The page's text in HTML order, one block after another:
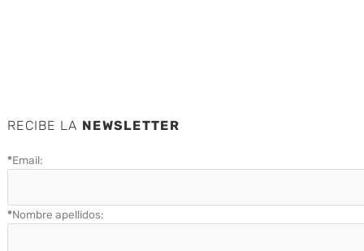
RECIBE LA NEWSLETTER
*Email:
*Nombre apellidos: